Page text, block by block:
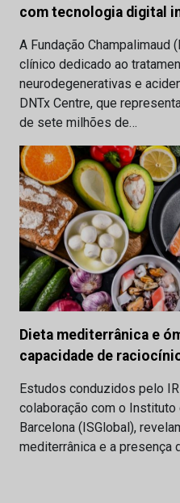
com tecnologia digital
A Fundação Champalimaud
clínico dedicado ao
neurodegenerativas e
DNTx Centre, que
de sete milhões de…
Dieta mediterrânica e
capacidade de
Estudos conduzidos pelo
colaboração com o Instituto
Barcelona (ISGlobal),
mediterrânica e a presença